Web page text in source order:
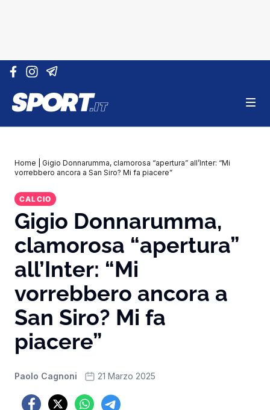
Vai al contenuto
Home
Gigio Donnarumma, clamorosa “apertura” all’Inter: “Mi
vorrebbero ancora a San Siro? Mi fa piacere”
CALCIO
Gigio Donnarumma,
clamorosa “apertura”
all’Inter: “Mi
vorrebbero ancora a
San Siro? Mi fa
piacere”
Paolo Cagnoni 21 Marzo 2025